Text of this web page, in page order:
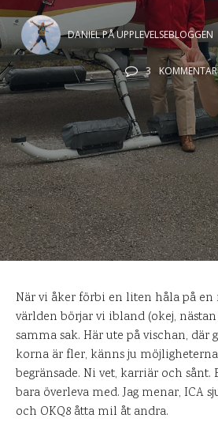
DANIEL PÅ UPPLEVELSEBLOGGEN
3
När vi åker förbi en liten håla på en
världen börjar vi ibland (okej,
samma sak. Här ute på vischan, där
korna är fler, känns ju
begränsade. Ni vet, karriär och sånt.
bara överleva med. Jag menar, ICA
och OKQ8 åtta mil åt andra.